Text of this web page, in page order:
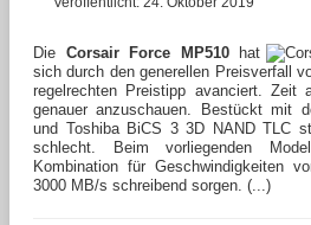
Die Corsair Force MP510hat
sich durch den generellen Preisverfall
regelrechten Preistipp avanciert. Zeit
genauer anzuschauen. Bestückt mit
und Toshiba BiCS 3 3D NAND TLC
schlecht. Beim vorliegenden
Kombination für Geschwindigkeiten
3000 MB/s schreibend sorgen. (...)